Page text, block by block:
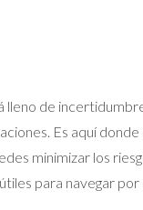
de
Es aquí
minimizar los
para navegar por